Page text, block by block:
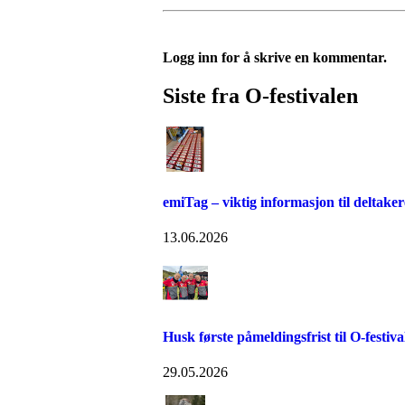
Logg inn for å skrive en kommentar.
Siste fra O-festivalen
emiTag – viktig informasjon til
13.06.2026
Husk første påmeldingsfrist til O-
29.05.2026